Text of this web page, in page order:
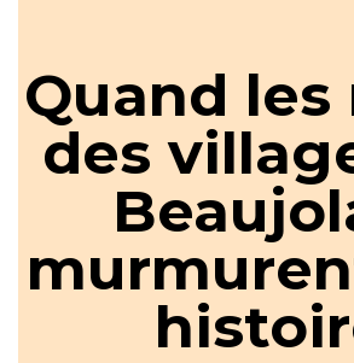
Quand les
des